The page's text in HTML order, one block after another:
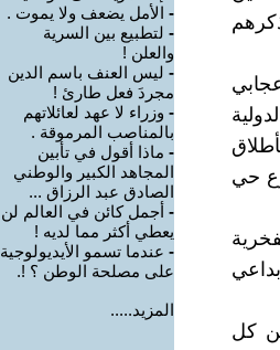
حي
كل
- الأمل يضعف ولا يموت .
- لتطبيع بين السرية
والعلن !
- ليس العنف باسم الدين
مجردَ فعل طارئ !
- وزراء لا عهد لعائلاتهم
بالمناصب المرموقة .
- ماذا أقول في تأبين
المجاهد الكبير والوطني
الصادق عبد الرزاق ...
- أجمل كائن في العالم لن
يعطي أكثر مما لديه !
- عندما تسمو الأيديولوجية
على مصلحة الوطن ؟ !.
المزيد.....